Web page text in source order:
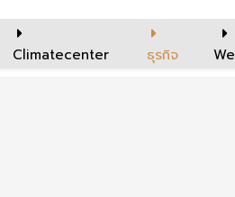
Climatecenter ธุรกิจ